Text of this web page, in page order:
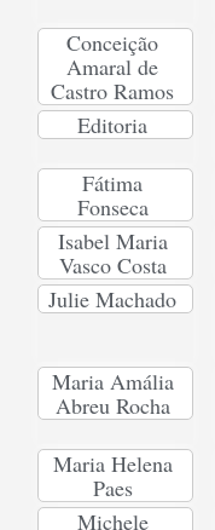
Conceição
Amaral de
Castro Ramos
Editoria
Fátima
Fonseca
Isabel Maria
Vasco Costa
Julie Machado
Maria Amália
Abreu Rocha
Maria Helena
Paes
Michele